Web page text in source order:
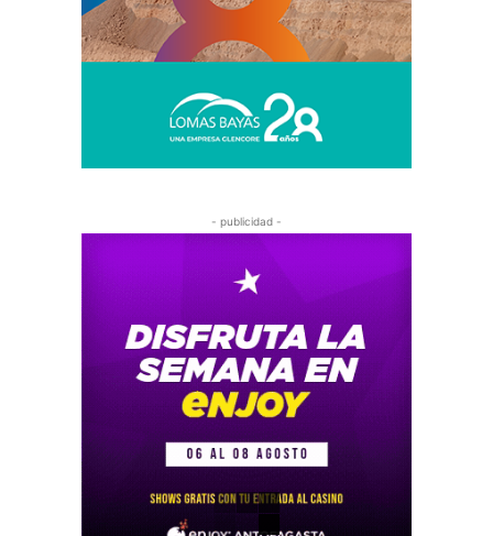
- publicidad -